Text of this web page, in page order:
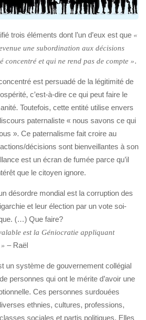
trois éléments dont l’un d’eux est que «
une subordination aux décisions
concentré et qui ne rend pas de compte ».
est persuadé de la légitimité de
c’est-à-dire ce qui peut faire le
Toutefois, cette entité utilise envers
paternaliste « nous savons ce qui
». Ce paternalisme fait croire au
décisions sont bienveillantes à son
est un écran de fumée parce qu’il
que le citoyen ignore.
désordre mondial est la corruption des
et leur élection par un vote soi-
(…) Que faire?
est la Géniocratie appliquant
– Raël
un système de gouvernement collégial
personnes qui ont le mérite d’avoir une
Ces personnes surdouées
ethnies, cultures, professions,
sociales et partis politiques. Elles